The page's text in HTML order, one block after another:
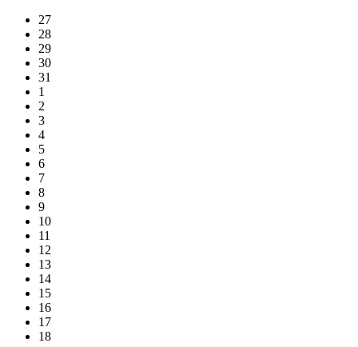
27
28
29
30
31
1
2
3
4
5
6
7
8
9
10
11
12
13
14
15
16
17
18